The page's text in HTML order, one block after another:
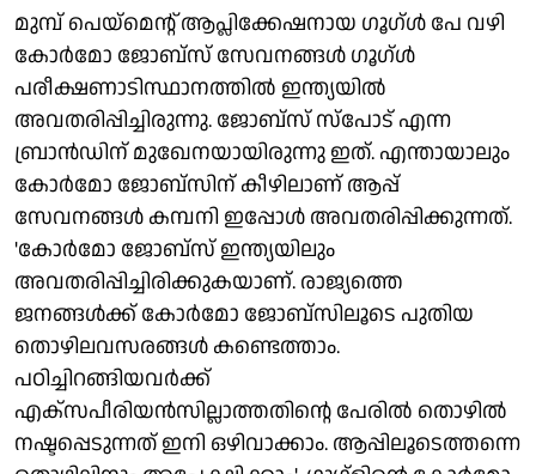
മുമ്പ് പെയ്മെന്റ് ആപ്ലിക്കേഷനായ ഗൂഗ്‌ള്‍ പേ വഴി
കോര്‍മോ ജോബ്സ് സേവനങ്ങള്‍ ഗൂഗ്ള്‍
പരീക്ഷണാടിസ്ഥാനത്തില്‍ ഇന്ത്യയില്‍
അവതരിപ്പിച്ചിരുന്നു. ജോബ്സ് സ്പോട് എന്ന
ബ്രാന്‍ഡിന് മുഖേനയായിരുന്നു ഇത്. എന്തായാലും
കോര്‍മോ ജോബ്സിന് കീഴിലാണ് ആപ്പ്
സേവനങ്ങള്‍ കമ്പനി ഇപ്പോള്‍ അവതരിപ്പിക്കുന്നത്.
'കോര്‍മോ ജോബ്സ് ഇന്ത്യയിലും
അവതരിപ്പിച്ചിരിക്കുകയാണ്. രാജ്യത്തെ
ജനങ്ങള്‍ക്ക് കോര്‍മോ ജോബ്സിലൂടെ പുതിയ
തൊഴിലവസരങ്ങള്‍ കണ്ടെത്താം.
പഠിച്ചിറങ്ങിയവര്‍ക്ക്
എക്‌സപീരിയന്‍സില്ലാത്തതിന്റെ പേരില്‍ തൊഴില്‍
നഷ്ടപ്പെടുന്നത് ഇനി ഒഴിവാക്കാം. ആപ്പിലൂടെത്തന്നെ